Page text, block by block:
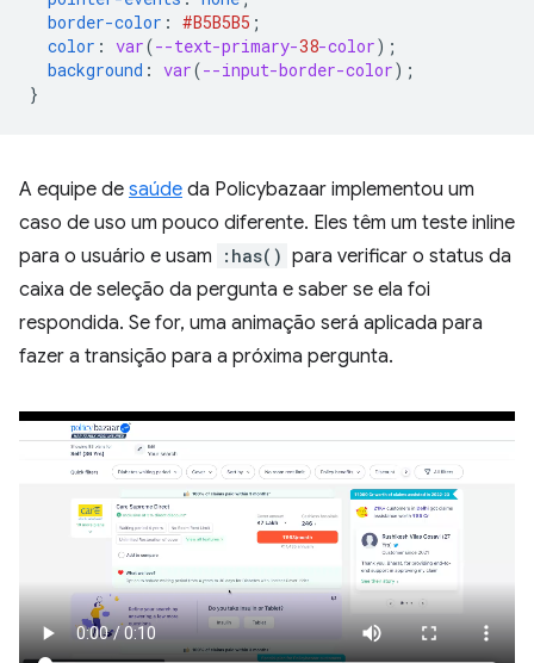
border-color : #B5B5B5 ;
color : var(--text-primary-38-color);
background : var(--input-border-color);
}
A equipe de saúde da Policybazaar implementou um
caso de uso um pouco diferente. Eles têm um teste inline
para o usuário e usam
:has() para verificar o status da
caixa de seleção da pergunta e saber se ela foi
respondida. Se for, uma animação será aplicada para
fazer a transição para a próxima pergunta.